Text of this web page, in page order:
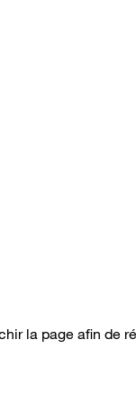
la page afin de